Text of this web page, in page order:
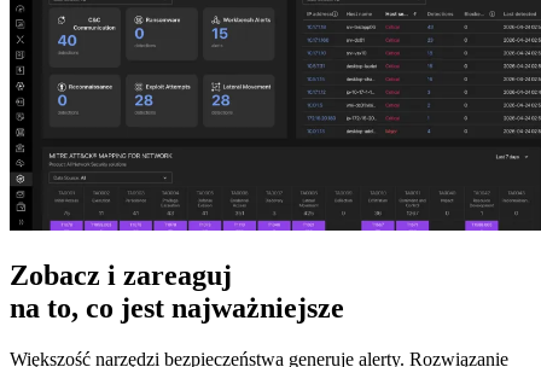
Zobacz i zareaguj
na to, co jest najważniejsze
Większość narzędzi bezpieczeństwa generuje alerty. Rozwiązanie